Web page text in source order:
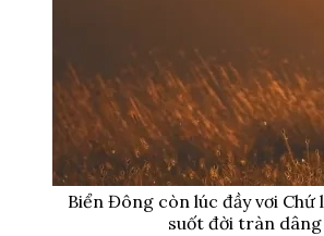
Biển Đông còn lúc đầy vơi Chứ
suốt đời tràn dâng